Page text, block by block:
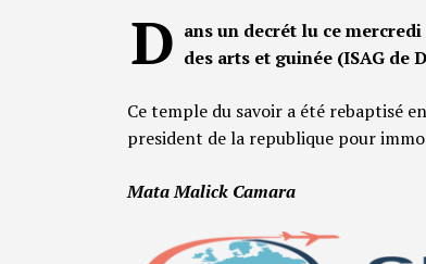
D ans un decrét lu ce
des arts et guinée (ISAG de
Ce temple du savoir a été rebaptisé
president de la republique pour
Mata Malick Camara